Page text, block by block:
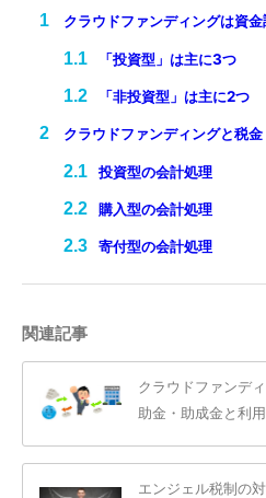
クラウドファンディングは資
「投資型」は主に3つ
「非投資型」は主に2つ
クラウドファンディングと税金
投資型の会計処理
購入型の会計処理
寄付型の会計処理
関連記事
クラウドファンデ
助金・助成金と利
エンジェル税制の